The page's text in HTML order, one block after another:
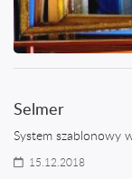
Selmer
System szablonowy
15.12.2018